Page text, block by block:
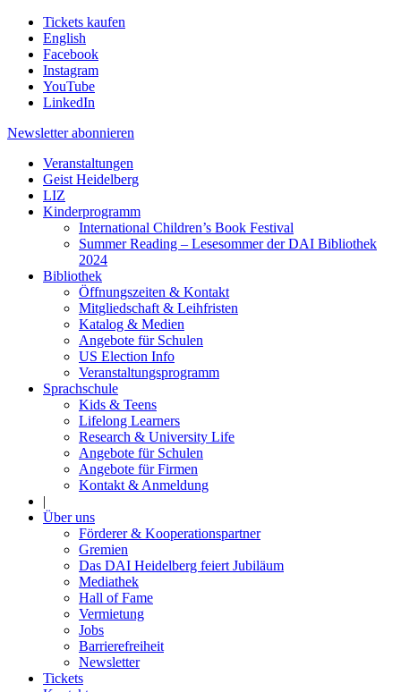
Tickets kaufen
English
Facebook
Instagram
YouTube
LinkedIn
Newsletter abonnieren
Veranstaltungen
Geist Heidelberg
LIZ
Kinderprogramm
International Children’s Book Festival
Summer Reading – Lesesommer der DAI Bibliothek
2024
Bibliothek
Öffnungszeiten & Kontakt
Mitgliedschaft & Leihfristen
Katalog & Medien
Angebote für Schulen
US Election Info
Veranstaltungsprogramm
Sprachschule
Kids & Teens
Lifelong Learners
Research & University Life
Angebote für Schulen
Angebote für Firmen
Kontakt & Anmeldung
|
Über uns
Förderer & Kooperationspartner
Gremien
Das DAI Heidelberg feiert Jubiläum
Mediathek
Hall of Fame
Vermietung
Jobs
Barrierefreiheit
Newsletter
Tickets